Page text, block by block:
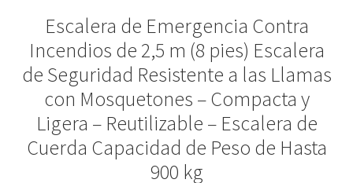
Escalera de Emergencia Contra
Incendios de 2,5 m (8 pies) Escalera
de Seguridad Resistente a las Llamas
con Mosquetones – Compacta y
Ligera – Reutilizable – Escalera de
Cuerda Capacidad de Peso de Hasta
900 kg